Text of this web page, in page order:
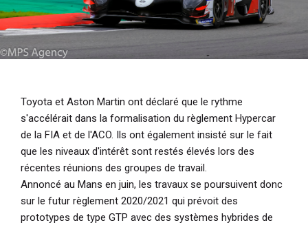
Toyota et Aston Martin ont déclaré que le rythme
s'accélérait dans la formalisation du règlement Hypercar
de la FIA et de l'ACO. Ils ont également insisté sur le fait
que les niveaux d'intérêt sont restés élevés lors des
récentes réunions des groupes de travail.
Annoncé au Mans en juin, les travaux se poursuivent donc
sur le futur règlement 2020/2021 qui prévoit des
prototypes de type GTP avec des systèmes hybrides de